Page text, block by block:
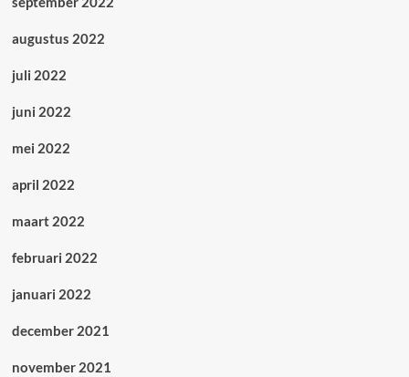
augustus 2022
juli 2022
juni 2022
mei 2022
april 2022
maart 2022
februari 2022
januari 2022
december 2021
november 2021